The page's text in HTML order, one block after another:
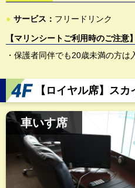
● サービス： フリードリンク
【マリンシートご利用時のご注意】
・保護者同伴でも20歳未満の方は
【ロイヤル席】スカ
車いす席